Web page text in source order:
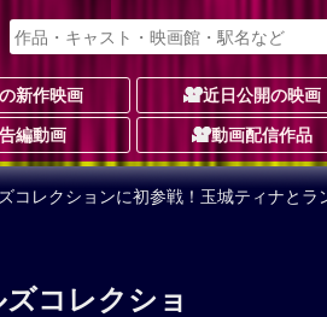
新作映画 近日公開の映画
編動画 動画配信作品
レクションに初参戦！玉城ティナとラ
コレクショ